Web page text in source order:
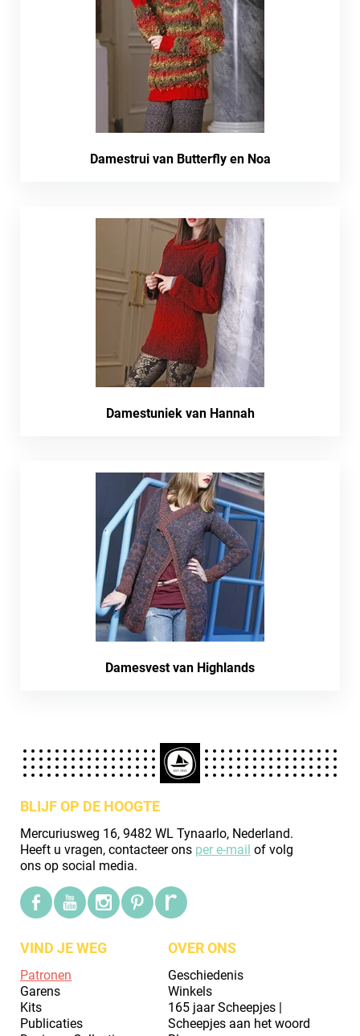
Damestrui van Butterfly en Noa
Damestuniek van Hannah
Damesvest van Highlands
BLIJF OP DE HOOGTE
Mercuriusweg 16, 9482 WL Tynaarlo, Nederland.
Heeft u vragen, contacteer ons per e-mail of volg
ons op social media.
VIND JE WEG
Patronen
Garens
Kits
Publicaties
OVER ONS
Geschiedenis
Winkels
165 jaar Scheepjes |
Scheepjes aan het woord